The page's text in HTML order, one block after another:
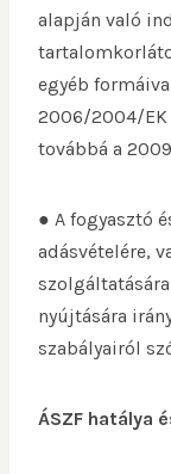
alapján való
egyéb
2006/2004/EK
továbbá a
● A fogyasztó
adásvételére,
nyújtására
szabályairól
ÁSZF hatálya